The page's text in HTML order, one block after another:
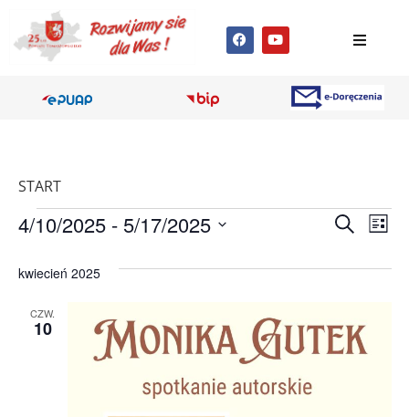
START
i
SzukajLista
4/10/2025 - 5/17/2025
kwiecień 2025
CZW.
10